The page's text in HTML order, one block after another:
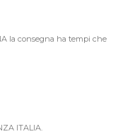
la consegna ha tempi che
ITALIA.